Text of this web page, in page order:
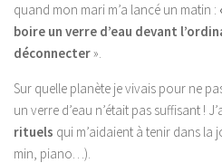
quand mon mari m’a lancé un matin :
boire un verre d’eau devant
déconnecter».
Sur quelle planète je vivais pour ne
un verre d’eau n’était pas suffisant !
rituels qui m’aidaient à tenir dans la
min, piano…).